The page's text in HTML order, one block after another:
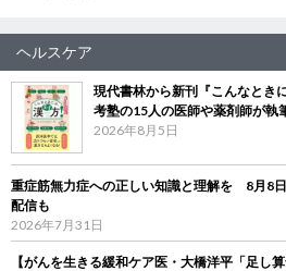
ヘルスケア
現代書林から新刊『こんなと
考塾の15人の医師や薬剤師が執
2026年8月5日
重症筋無力症への正しい知識と理解を 8月8
配信も
2026年7月31日
【がんを生きる緩和ケア医・大橋洋平「足し